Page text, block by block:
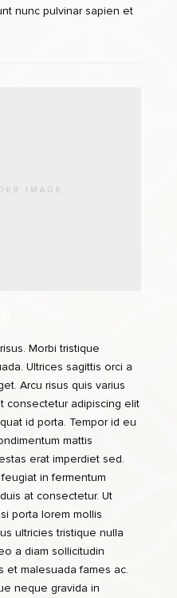
nunc pulvinar sapien et
Morbi tristique
Ultrices sagittis orci a
Arcu risus quis varius
consectetur adipiscing elit
id porta. Tempor id eu
mattis
erat imperdiet sed.
in fermentum
at consectetur. Ut
porta lorem mollis
ultricies tristique nulla
a diam sollicitudin
et malesuada fames ac.
neque gravida in